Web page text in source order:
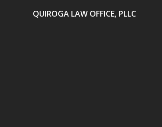
QUIROGA LAW OFFICE, PLLC